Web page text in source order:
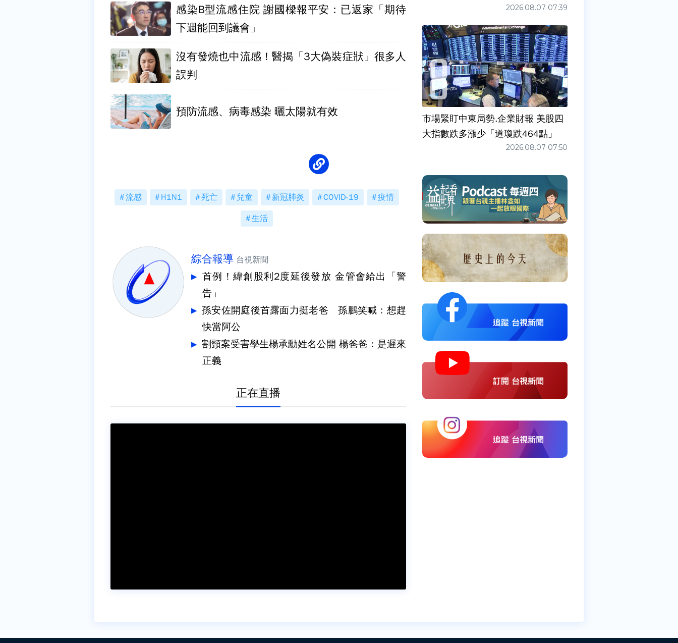
感染B型流感住院 謝國樑報平安：已返家「期待
下週能回到議會」
沒有發燒也中流感！醫揭「3大偽裝症狀」很多人
誤判
預防流感、病毒感染 曬太陽就有效
流感 H1N1 死亡 兒童 新冠肺炎 COVID-19 疫情
生活
綜合報導 台視新聞
首例！緯創股利2度延後發放 金管會給出「警
告」
孫安佐開庭後首露面力挺老爸 孫鵬笑喊：想趕
快當阿公
割頸案受害學生楊承勳姓名公開 楊爸爸：是遲來
正義
正在直播
2026.08.07 07:39
市場緊盯中東局勢.企業財報 美股四
大指數跌多漲少「道瓊跌464點」
2026.08.07 07:50